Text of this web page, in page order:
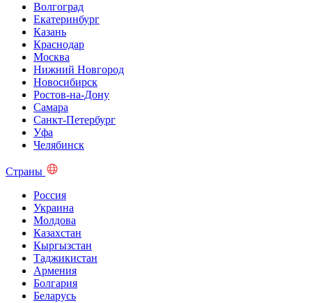
Волгоград
Екатеринбург
Казань
Краснодар
Москва
Нижний Новгород
Новосибирск
Ростов-на-Дону
Самара
Санкт-Петербург
Уфа
Челябинск
Страны
Россия
Украина
Молдова
Казахстан
Кыргызстан
Таджикистан
Армения
Болгария
Беларусь